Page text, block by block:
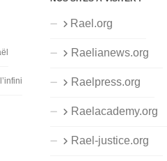
Rael.org
Raelianews.org
Raelpress.org
Raelacademy.org
Rael-justice.org